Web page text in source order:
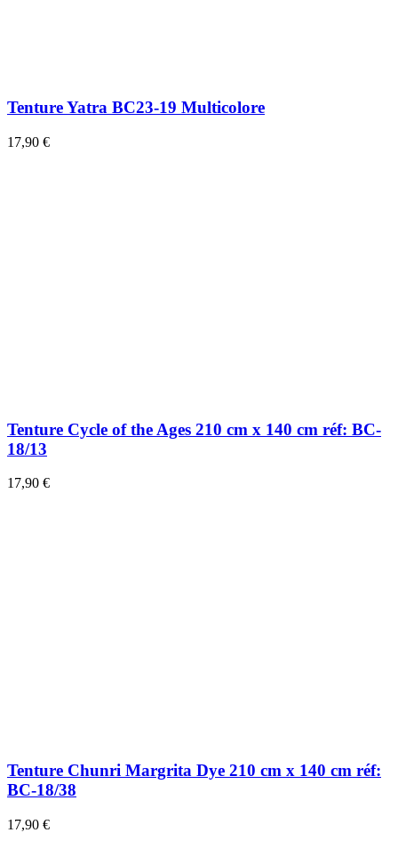
Tenture Yatra BC23-19 Multicolore
17,90 €
Tenture Cycle of the Ages 210 cm x 140 cm réf: BC-
18/13
17,90 €
Tenture Chunri Margrita Dye 210 cm x 140 cm réf:
BC-18/38
17,90 €